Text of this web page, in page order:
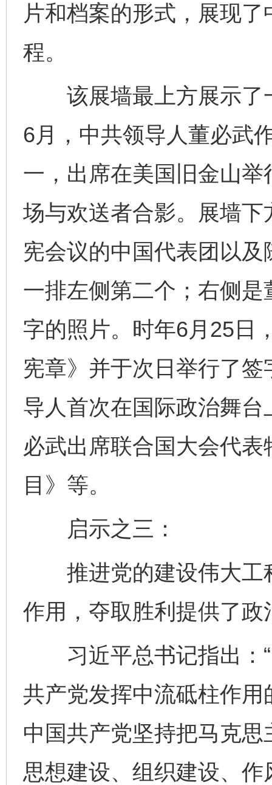
片和档案的形式，展现
程。
该展墙最上方展示了
6月，中共领导人董必武
一，出席在美国旧金山
场与欢送者合影。展墙
宪会议的中国代表团以
一排左侧第二个；右侧
字的照片。时年6月25日
宪章》并于次日举行了
导人首次在国际政治舞
必武出席联合国大会代
目》等。
启示之三：
推进党的建设伟大工
作用，夺取胜利提供了政
习近平总书记指出：“
共产党发挥中流砥柱作用
中国共产党坚持把马克
思想建设、组织建设、